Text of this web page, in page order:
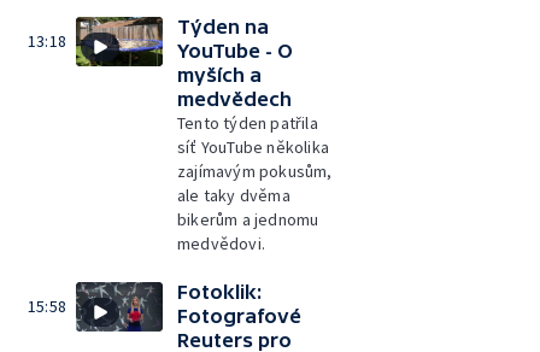
13:18
Týden na
YouTube - O
myších a
medvědech
Tento týden patřila
síť YouTube několika
zajímavým pokusům,
ale taky dvěma
bikerům a jednomu
medvědovi.
15:58
Fotoklik:
Fotografové
Reuters pro